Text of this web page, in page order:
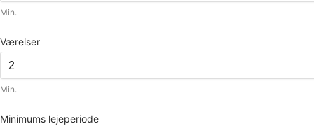
Min.
Værelser
Min.
Minimums lejeperiode